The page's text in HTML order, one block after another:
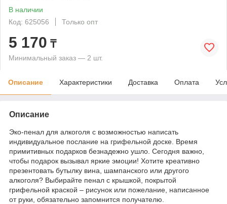
В наличии
Код: 625056
Только опт
5 170 ₸
Минимальный заказ — 2 шт.
Описание Характеристики Доставка Оплата
Описание
Эко-пенал для алкоголя с возможностью написать
индивидуальное послание на грифельной доске. Время
примитивных подарков безнадежно ушло. Сегодня важно,
чтобы подарок вызывал яркие эмоции! Хотите креативно
презентовать бутылку вина, шампанского или другого
алкоголя? Выбирайте пенал с крышкой, покрытой
грифельной краской – рисунок или пожелание, написанное
от руки, обязательно запомнится получателю.